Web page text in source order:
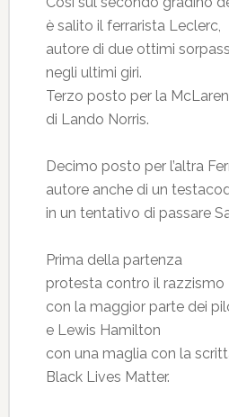
è salito il ferrarista Leclerc,
autore di due ottimi
negli ultimi giri.
Terzo posto per la McLaren
di Lando Norris.
Decimo posto per l’altra
autore anche di un
in un tentativo di passare
Prima della partenza
protesta contro il razzismo
con la maggior parte dei
e Lewis Hamilton
con una maglia con la
Black Lives Matter.